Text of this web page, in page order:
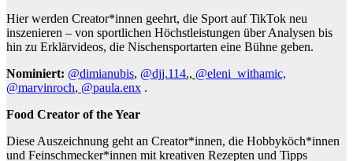
Hier werden Creator*innen geehrt, die Sport auf TikTok neu
inszenieren – von sportlichen Höchstleistungen über Analysen bis
hin zu Erklärvideos, die Nischensportarten eine Bühne geben.
Nominiert: @dimianubis, @djj.114., @eleni_withamic,
@marvinroch, @paula.enx .
Food Creator of the Year
Diese Auszeichnung geht an Creator*innen, die Hobbyköch*innen
und Feinschmecker*innen mit kreativen Rezepten und Tipps